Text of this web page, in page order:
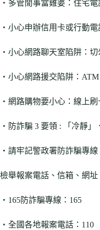
‧多管閒事當雞婆：住宅
‧小心申辦信用卡或行動
‧小心網路聊天室陷阱：
‧小心網路援交陷阱：
‧網路購物要小心：線上刷
‧防詐騙 3 要領 : 「冷靜」
‧請牢記警政署防詐騙專線
檢舉報案電話、信箱、網址
‧165防詐騙專線：165
‧全國各地報案電話：110